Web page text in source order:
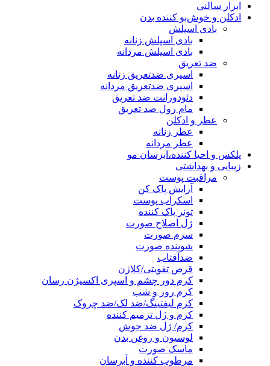
ابزار سالنی
ادکلن و خوش‌بو کننده بدن
بادی اسپلش
بادی اسپلش زنانه
بادی اسپلش مردانه
ضد تعریق
اسپری ضدتعریق زنانه
اسپری ضدتعریق مردانه
دئودورانت ضد تعریق
مام رول ضد تعریق
عطر و ادکلن
عطر زنانه
عطر مردانه
پلکس و احیا کننده،ابرسان مو
زیبایی و بهداشتی
مراقبت پوست
آرایش پاک کن
اسکراب پوست
تونر پاک کننده
ژل اصلاح صورت
سرم صورت
شوینده صورت
ضدآفتاب
قرص تقویتی/کلاژن
کرم دور چشم و اسپری اکسیژن رسان
کرم روز و شب
کرم لیفتینگ/ضد لک/ضد چروک
کرم و ژل ترمیم کننده
کرم/ ژل ضد جوش
لوسیون و روغن بدن
ماسک صورت
مرطوب کننده و آبرسان